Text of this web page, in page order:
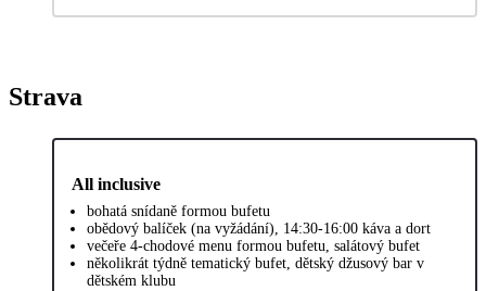
Strava
All inclusive
bohatá snídaně formou bufetu
obědový balíček (na vyžádání), 14:30-16:00 káva a dort
večeře 4-chodové menu formou bufetu, salátový bufet
několikrát týdně tematický bufet, dětský džusový bar v
dětském klubu